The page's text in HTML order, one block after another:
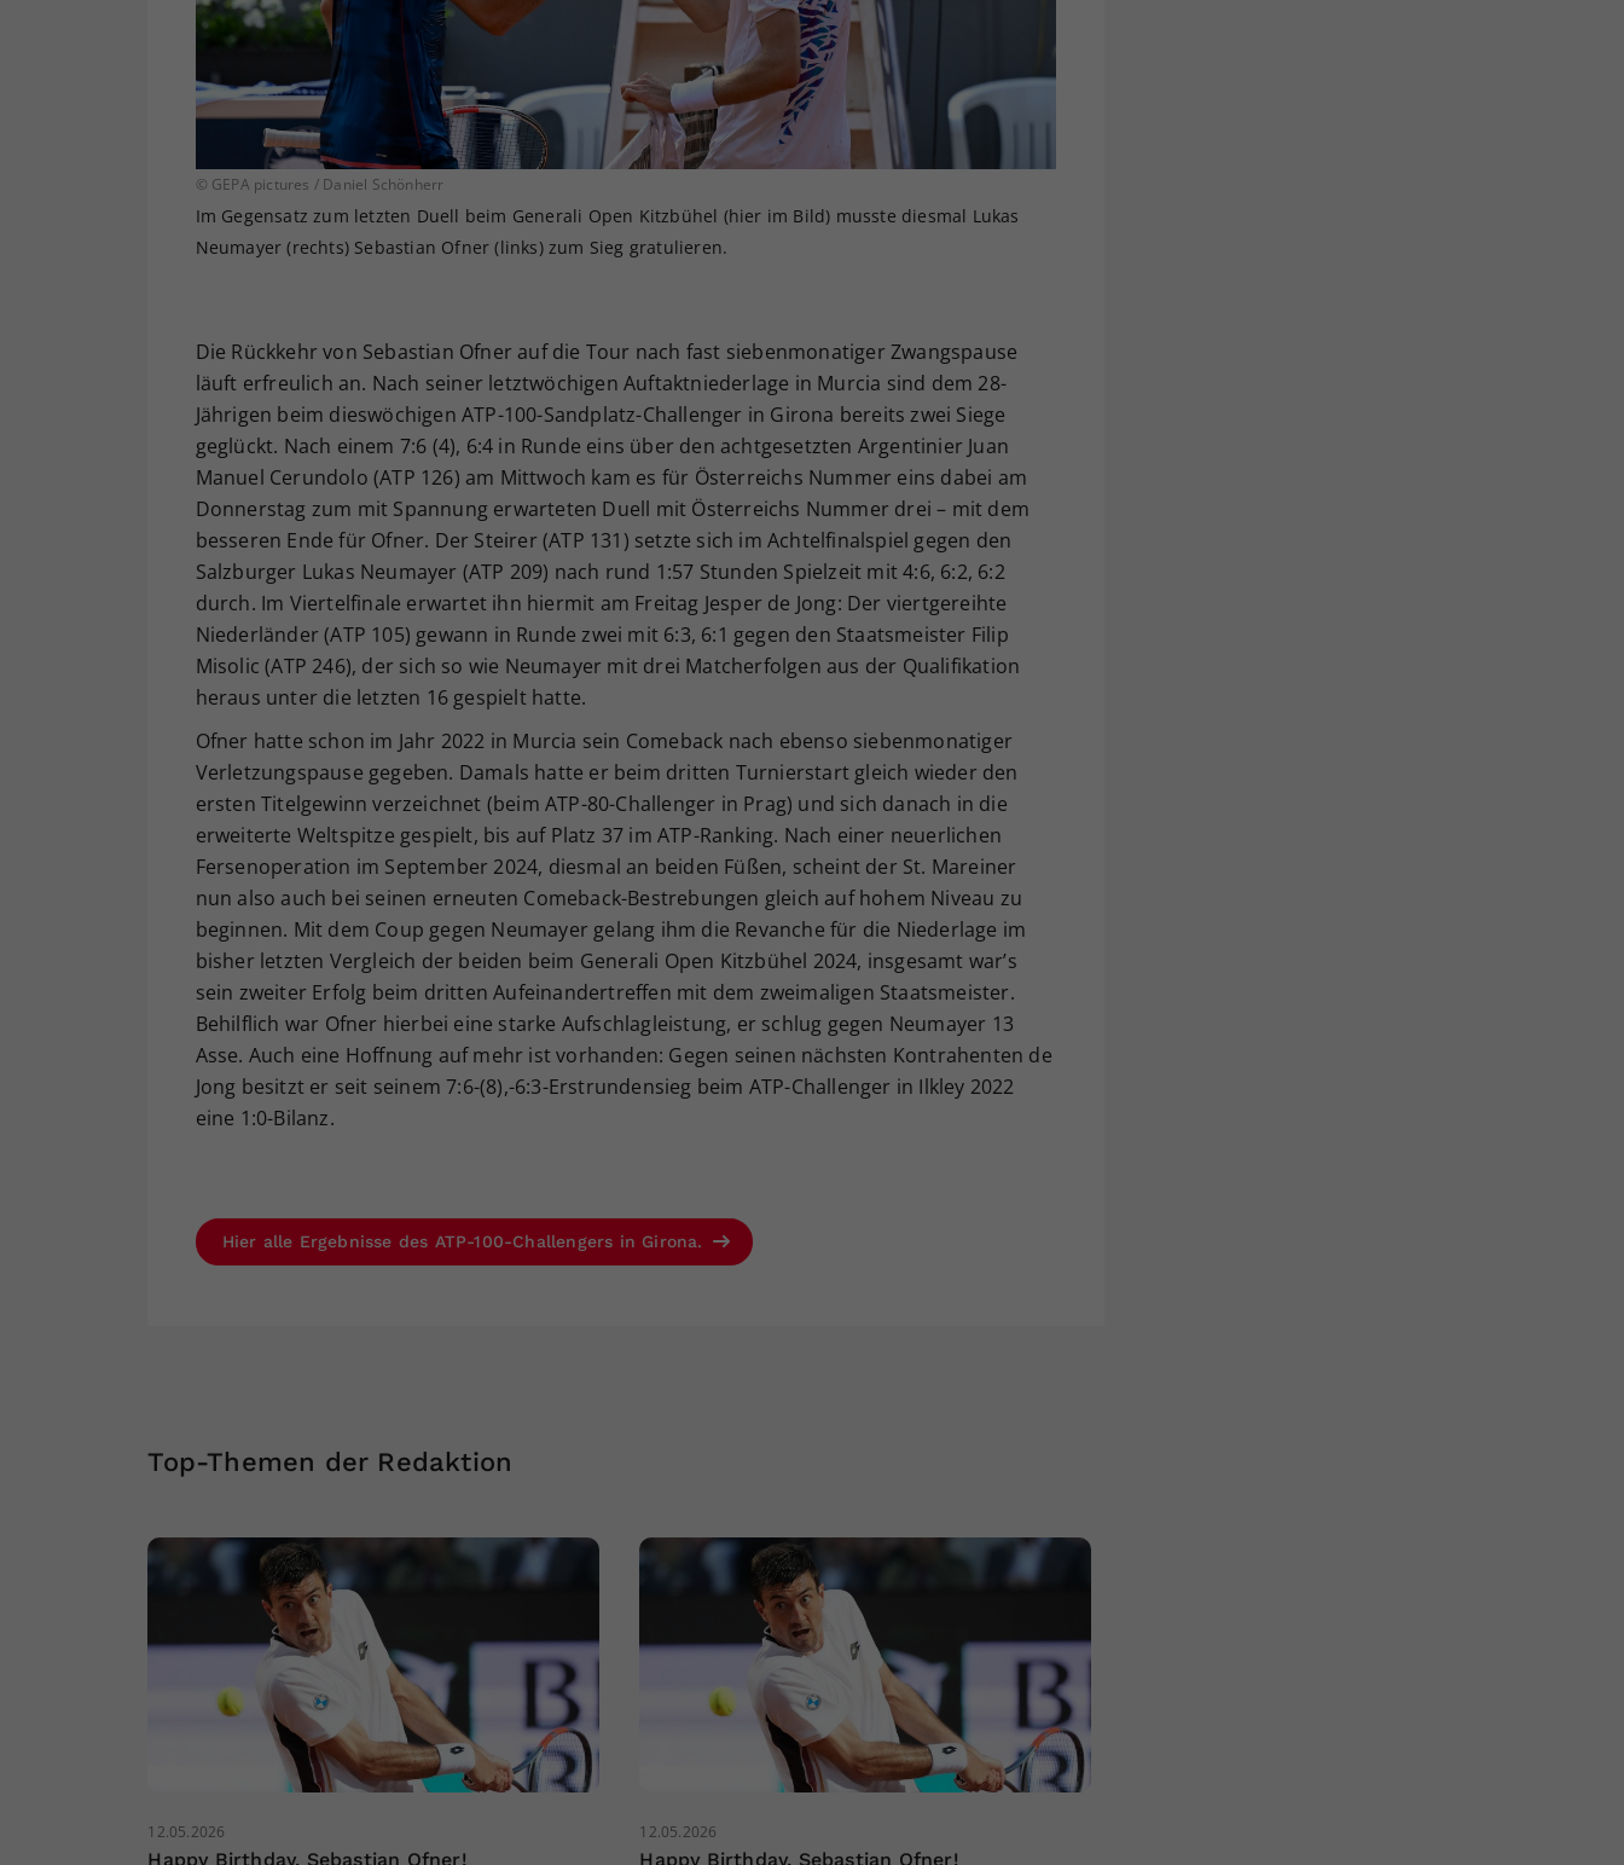
© GEPA pictures / Daniel Schönherr
Im Gegensatz zum letzten Duell beim Generali Open Kitzbühel (hier im Bild) musste diesmal Lukas
Neumayer (rechts) Sebastian Ofner (links) zum Sieg gratulieren.
Die Rückkehr von Sebastian Ofner auf die Tour nach fast siebenmonatiger Zwangspause
läuft erfreulich an. Nach seiner letztwöchigen Auftaktniederlage in Murcia sind dem 28-
Jährigen beim dieswöchigen ATP-100-Sandplatz-Challenger in Girona bereits zwei Siege
geglückt. Nach einem 7:6 (4), 6:4 in Runde eins über den achtgesetzten Argentinier Juan
Manuel Cerundolo (ATP 126) am Mittwoch kam es für Österreichs Nummer eins dabei am
Donnerstag zum mit Spannung erwarteten Duell mit Österreichs Nummer drei – mit dem
besseren Ende für Ofner. Der Steirer (ATP 131) setzte sich im Achtelfinalspiel gegen den
Salzburger Lukas Neumayer (ATP 209) nach rund 1:57 Stunden Spielzeit mit 4:6, 6:2, 6:2
durch. Im Viertelfinale erwartet ihn hiermit am Freitag Jesper de Jong: Der viertgereihte
Niederländer (ATP 105) gewann in Runde zwei mit 6:3, 6:1 gegen den Staatsmeister Filip
Misolic (ATP 246), der sich so wie Neumayer mit drei Matcherfolgen aus der Qualifikation
heraus unter die letzten 16 gespielt hatte.
Ofner hatte schon im Jahr 2022 in Murcia sein Comeback nach ebenso siebenmonatiger
Verletzungspause gegeben. Damals hatte er beim dritten Turnierstart gleich wieder den
ersten Titelgewinn verzeichnet (beim ATP-80-Challenger in Prag) und sich danach in die
erweiterte Weltspitze gespielt, bis auf Platz 37 im ATP-Ranking. Nach einer neuerlichen
Fersenoperation im September 2024, diesmal an beiden Füßen, scheint der St. Mareiner
nun also auch bei seinen erneuten Comeback-Bestrebungen gleich auf hohem Niveau zu
beginnen. Mit dem Coup gegen Neumayer gelang ihm die Revanche für die Niederlage im
bisher letzten Vergleich der beiden beim Generali Open Kitzbühel 2024, insgesamt war’s
sein zweiter Erfolg beim dritten Aufeinandertreffen mit dem zweimaligen Staatsmeister.
Behilflich war Ofner hierbei eine starke Aufschlagleistung, er schlug gegen Neumayer 13
Asse. Auch eine Hoffnung auf mehr ist vorhanden: Gegen seinen nächsten Kontrahenten de
Jong besitzt er seit seinem 7:6-(8),-6:3-Erstrundensieg beim ATP-Challenger in Ilkley 2022
eine 1:0-Bilanz.
Hier alle Ergebnisse des ATP-100-Challengers in Girona.
Top-Themen der Redaktion
12.05.2026
Happy Birthday, Sebastian Ofner!
12.05.2026
Happy Birthday, Sebastian Ofner!
Ihrer vorgenommen Einstellungen, falls der
Webseiten-Betreiber dies eingestellt hat.